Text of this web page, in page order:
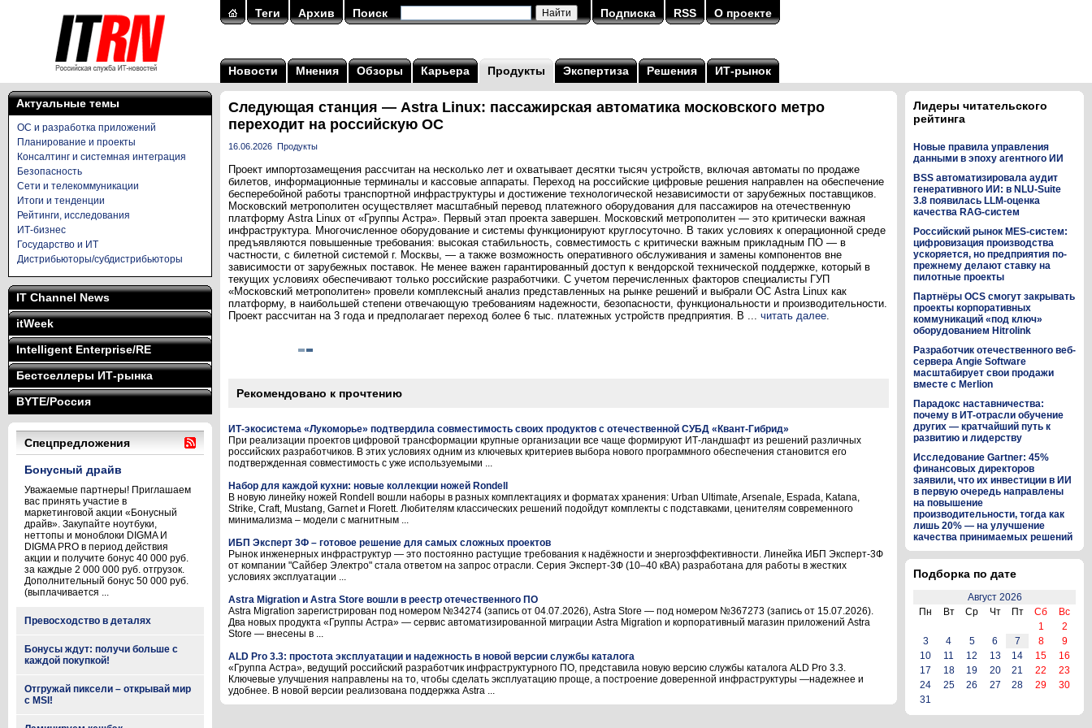
Теги Архив Поиск Подписка RSS О проекте
Новости Мнения Обзоры Карьера Продукты Экспертиза Решения ИТ-рынок
Актуальные темы
ОС и разработка приложений
Планирование и проекты
Консалтинг и системная интеграция
Безопасность
Сети и телекоммуникации
Итоги и тенденции
Рейтинги, исследования
ИТ-бизнес
Государство и ИТ
Дистрибьюторы/субдистрибьюторы
IT Channel News
itWeek
Intelligent Enterprise/RE
Бестселлеры ИТ-рынка
BYTE/Россия
Спецпредложения
Бонусный драйв
Уважаемые партнеры! Приглашаем
вас принять участие в
маркетинговой акции «Бонусный
драйв». Закупайте ноутбуки,
неттопы и моноблоки DIGMA И
DIGMA PRO в период действия
акции и получите бонус 40 000 руб.
за каждые 2 000 000 руб. отгрузок.
Дополнительный бонус 50 000 руб.
(выплачивается ...
Превосходство в деталях
Бонусы ждут: получи больше с
каждой покупкой!
Отгружай пиксели – открывай мир
с MSI!
Следующая станция — Astra Linux: пассажирская автоматика московского метро
переходит на российскую ОС
16.06.2026 Продукты
Проект импортозамещения рассчитан на несколько лет и охватывает десятки тысяч устройств, включая автоматы по продаже
билетов, информационные терминалы и кассовые аппараты. Переход на российские цифровые решения направлен на обеспечение
бесперебойной работы транспортной инфраструктуры и достижение технологической независимости от зарубежных поставщиков.
Московский метрополитен осуществляет масштабный перевод платежного оборудования для пассажиров на отечественную
платформу Astra Linux от «Группы Астра». Первый этап проекта завершен. Московский метрополитен — это критически важная
инфраструктура. Многочисленное оборудование и системы функционируют круглосуточно. В таких условиях к операционной среде
предъявляются повышенные требования: высокая стабильность, совместимость с критически важным прикладным ПО — в
частности, с билетной системой г. Москвы, — а также возможность оперативного обслуживания и замены компонентов вне
зависимости от зарубежных поставок. Не менее важен гарантированный доступ к вендорской технической поддержке, который в
текущих условиях обеспечивают только российские разработчики. С учетом перечисленных факторов специалисты ГУП
«Московский метрополитен» провели комплексный анализ представленных на рынке решений и выбрали ОС Astra Linux как
платформу, в наибольшей степени отвечающую требованиям надежности, безопасности, функциональности и производительности.
Проект рассчитан на 3 года и предполагает переход более 6 тыс. платежных устройств предприятия. В ... читать далее.
Рекомендовано к прочтению
ИТ-экосистема «Лукоморье» подтвердила совместимость своих продуктов с отечественной СУБД «Квант-Гибрид»
При реализации проектов цифровой трансформации крупные организации все чаще формируют ИТ-ландшафт из решений различных
российских разработчиков. В этих условиях одним из ключевых критериев выбора нового программного обеспечения становится его
подтвержденная совместимость с уже используемыми ...
Набор для каждой кухни: новые коллекции ножей Rondell
В новую линейку ножей Rondell вошли наборы в разных комплектациях и форматах хранения: Urban Ultimate, Arsenale, Espada, Katana,
Strike, Craft, Mustang, Garnet и Florett. Любителям классических решений подойдут комплекты с подставками, ценителям современного
минимализма – модели с магнитным ...
ИБП Эксперт 3Ф – готовое решение для самых сложных проектов
Рынок инженерных инфраструктур — это постоянно растущие требования к надёжности и энергоэффективности. Линейка ИБП Эксперт-3Ф
от компании "Сайбер Электро" стала ответом на запрос отрасли. Серия Эксперт-3Ф (10–40 кВА) разработана для работы в жестких
условиях эксплуатации ...
Astra Migration и Astra Store вошли в реестр отечественного ПО
Astra Migration зарегистрирован под номером №34274 (запись от 04.07.2026), Astra Store — под номером №367273 (запись от 15.07.2026).
Два новых продукта «Группы Астра» — сервис автоматизированной миграции Astra Migration и корпоративный магазин приложений Astra
Store — внесены в ...
ALD Pro 3.3: простота эксплуатации и надежность в новой версии службы каталога
«Группа Астра», ведущий российский разработчик инфраструктурного ПО, представила новую версию службы каталога ALD Pro 3.3.
Ключевые улучшения направлены на то, чтобы сделать эксплуатацию проще, а построение доверенной инфраструктуры —надежнее и
удобнее. В новой версии реализована поддержка Astra ...
Лидеры читательского
рейтинга
Новые правила управления
данными в эпоху агентного ИИ
BSS автоматизировала аудит
генеративного ИИ: в NLU-Suite
3.8 появилась LLM-оценка
качества RAG-систем
Российский рынок MES-систем:
цифровизация производства
ускоряется, но предприятия по-
прежнему делают ставку на
пилотные проекты
Партнёры OCS смогут закрывать
проекты корпоративных
коммуникаций «под ключ»
оборудованием Hitrolink
Разработчик отечественного веб-
сервера Angie Software
масштабирует свои продажи
вместе с Merlion
Парадокс наставничества:
почему в ИТ-отрасли обучение
других — кратчайший путь к
развитию и лидерству
Исследование Gartner: 45%
финансовых директоров
заявили, что их инвестиции в ИИ
в первую очередь направлены
на повышение
производительности, тогда как
лишь 20% — на улучшение
качества принимаемых решений
Подборка по дате
Август 2026
Пн
Вт Ср Чт Пт Сб
Вс
1
2
3
4 5 6 7 8
9
10
11 12 13 14 15
16
17
18 19 20 21 22
23
24
25 26 27 28 29
30
31